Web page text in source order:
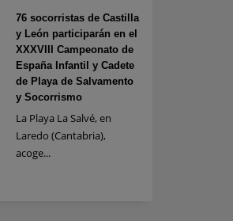
76 socorristas de Castilla
y León participarán en el
XXXVIII Campeonato de
España Infantil y Cadete
de Playa de Salvamento
y Socorrismo
La Playa La Salvé, en
Laredo (Cantabria),
acoge...